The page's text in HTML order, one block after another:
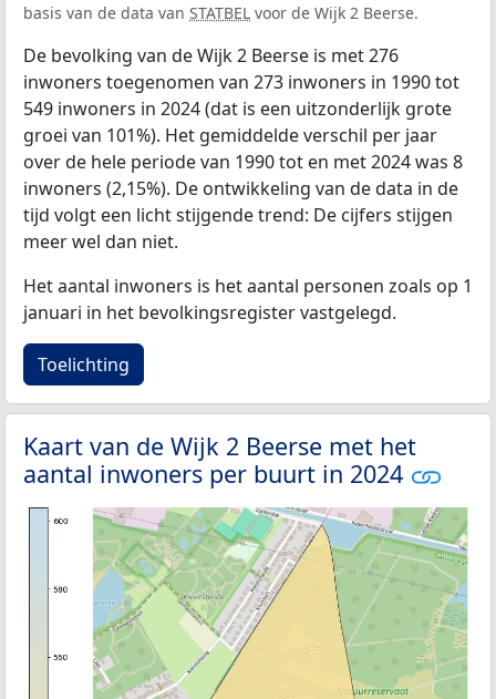
basis van de data van STATBEL voor de Wijk 2 Beerse.
De bevolking van de Wijk 2 Beerse is met 276
inwoners toegenomen van 273 inwoners in 1990 tot
549 inwoners in 2024 (dat is een uitzonderlijk grote
groei van 101%). Het gemiddelde verschil per jaar
over de hele periode van 1990 tot en met 2024 was 8
inwoners (2,15%). De ontwikkeling van de data in de
tijd volgt een licht stijgende trend: De cijfers stijgen
meer wel dan niet.
Het aantal inwoners is het aantal personen zoals op 1
januari in het bevolkingsregister vastgelegd.
Toelichting
Kaart van de Wijk 2 Beerse met het
aantal inwoners per buurt in 2024